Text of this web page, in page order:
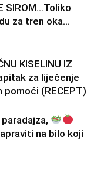
SIROM…Toliko
za tren oka…
KISELINU IZ
za liječenje
pomoći (RECEPT)
na bilo koji